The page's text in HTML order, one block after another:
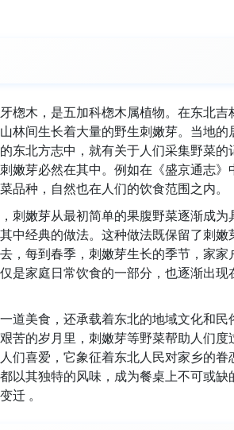
楤木，是五加科楤木属植物。在东北
林间生长着大量的野生刺嫩芽。当地
东北方志中，就有关于人们采集野菜
嫩芽必然在其中。例如在《盛京通志
品种，自然也在人们的饮食范围之内。
刺嫩芽从最初简单的果腹野菜逐渐成
中经典的做法。这种做法既保留了刺
，每到春季，刺嫩芽生长的季节，家
是家庭日常饮食的一部分，也逐渐出
道美食，还承载着东北的地域文化和
苦的岁月里，刺嫩芽等野菜帮助人们
们喜爱，它象征着东北人民对家乡的
以其独特的风味，成为餐桌上不可或
迁 。